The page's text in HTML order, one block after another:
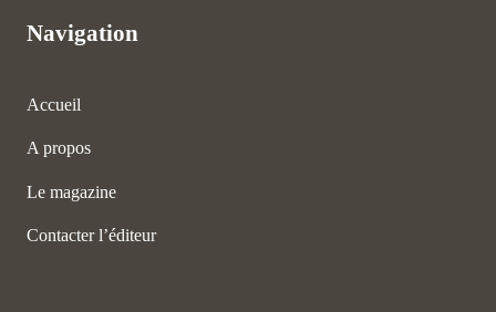
Navigation
Accueil
A propos
Le magazine
Contacter l’éditeur